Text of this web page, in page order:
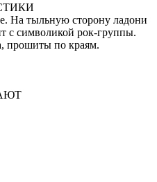
На тыльную сторону ладони
с символикой рок-группы.
прошиты по краям.